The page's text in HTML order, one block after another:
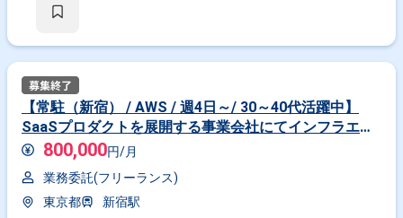
Mobx バックエンド ・体制：CTO＋副業1名 ・言語：Ruby on Rails +
【常駐（新宿） / AWS / 週4日～/ 30～40代活躍中】
SaaSプロダクトを展開する事業会社にてインフラエン
ジニアをお任せします！
800,000円/月
業務委託(フリーランス)
東京都
新宿駅